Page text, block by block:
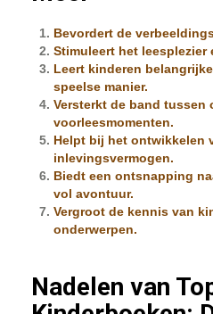
Bevordert de
Stimuleert het
Leert kinderen
speelse manier.
Versterkt de band tussen
voorleesmomenten.
Helpt bij het ontwikkelen
inlevingsvermogen.
Biedt een ontsnapping
vol avontuur.
Vergroot de kennis van
onderwerpen.
Nadelen van